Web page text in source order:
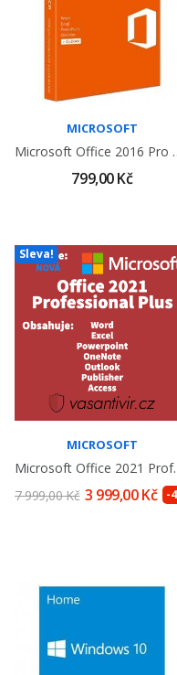
MICROSOFT
Microsoft
799,00 Kč
Sleva!
MICROSOFT
Microsoft
7 999,00 Kč 3 999,00 Kč -